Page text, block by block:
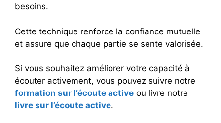
besoins.
Cette technique renforce la confiance mutuelle
et assure que chaque partie se sente valorisée.
Si vous souhaitez améliorer votre capacité à
écouter activement, vous pouvez suivre notre
formation sur l’écoute active ou livre notre
livre sur l’écoute active.